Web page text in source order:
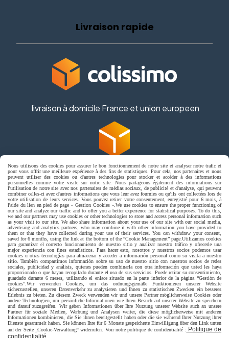
Livraison rapide
livraison à domicile France et union europeen
livraison en point relais France
Facebook est désactivé. Autoriser
jpsexshop
Mentions Légales
Conditions générales de vente
Se rétracter
Politique de confidentialité
Gestion cookies
Mon Compte
Nous utilisons des cookies pour assurer le bon fonctionnement de notre site et analyser notre trafic et
pour vous offrir une meilleure expérience à des fins de statistiques. Pour cela, nos partenaires et nous
peuvent utiliser des cookies ou d'autres technologies pour stocker et accéder à des informations
personnelles comme votre visite sur notre site. Nous partageons également des informations sur
l'utilisation de notre site avec nos partenaires de médias sociaux, de publicité et d'analyse, qui peuvent
combiner celles-ci avec d'autres informations que vous leur avez fournies ou qu'ils ont collectées lors de
votre utilisation de leurs services. Vous pouvez retirer votre consentement, enregistré pour 6 mois, à
l'aide du lien en pied de page « Gestion Cookies ». We use cookies to ensure the proper functioning of
our site and analyze our traffic and to offer you a better experience for statistical purposes. To do this,
we and our partners may use cookies or other technologies to store and access personal information such
as your visit to our site. We also share information about your use of our site with our social media,
advertising and analytics partners, who may combine it with other information you have provided to
them or that they have collected during your use of their services. You can withdraw your consent,
saved for 6 months, using the link at the bottom of the “Cookie Management” page. Utilizamos cookies
para garantizar el correcto funcionamiento de nuestro sitio y analizar nuestro tráfico y ofrecerle una
mejor experiencia con fines estadísticos. Para hacer esto, nosotros y nuestros socios podemos usar
cookies u otras tecnologías para almacenar y acceder a información personal como su visita a nuestro
sitio. También compartimos información sobre su uso de nuestro sitio con nuestros socios de redes
sociales, publicidad y análisis, quienes pueden combinarla con otra información que usted les haya
proporcionado o que hayan recopilado durante el uso de sus servicios. Puede retirar su consentimiento,
guardado durante 6 meses, utilizando el enlace situado en la parte inferior de la página “Gestión de
cookies”. Wir verwenden Cookies, um das ordnungsgemäße Funktionieren unserer Website
sicherzustellen, unseren Datenverkehr zu analysieren und Ihnen zu statistischen Zwecken ein besseres
Erlebnis zu bieten. Zu diesem Zweck verwenden wir und unsere Partner möglicherweise Cookies oder
andere Technologien, um persönliche Informationen wie Ihren Besuch auf unserer Website zu speichern
und darauf zuzugreifen. Wir geben Informationen über Ihre Nutzung unserer Website auch an unsere
Partner für soziale Medien, Werbung und Analysen weiter, die diese möglicherweise mit anderen
Informationen kombinieren, die Sie ihnen bereitgestellt haben oder die sie während Ihrer Nutzung ihrer
Dienste gesammelt haben. Sie können Ihre für 6 Monate gespeicherte Einwilligung über den Link unten
auf der Seite „Cookie-Verwaltung“ widerrufen. Voir notre politique de confidentialité :
Politique de
confidentialité